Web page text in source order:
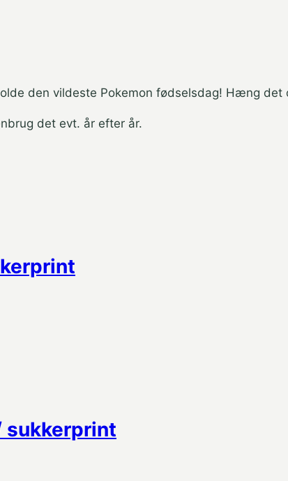
den vildeste Pokemon fødselsdag! Hæng
det evt. år efter år.
sukkerprint